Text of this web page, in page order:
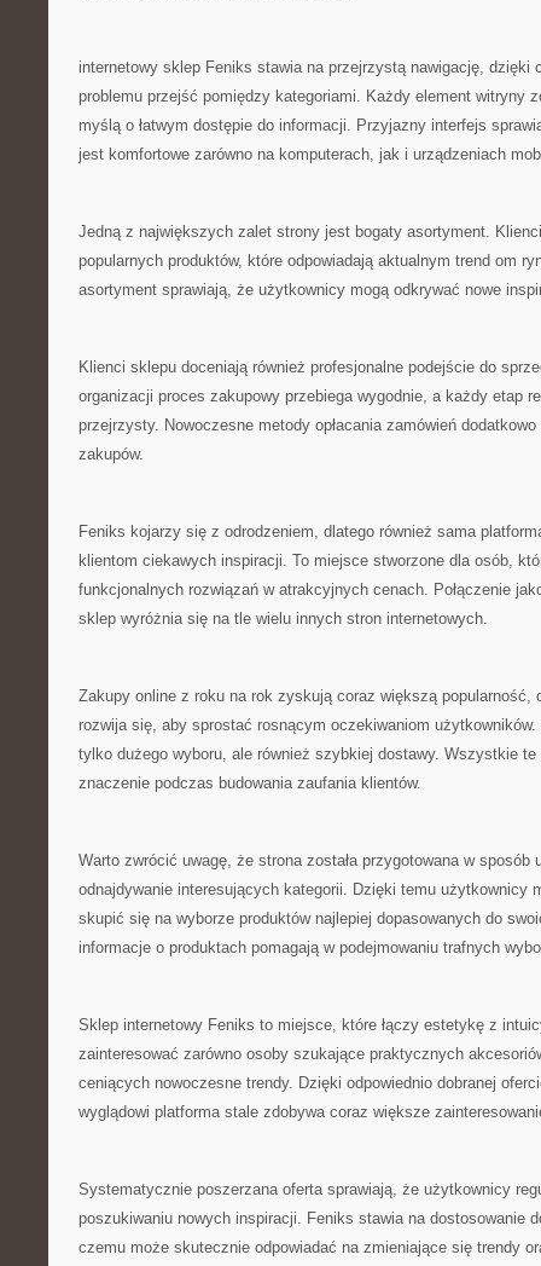
internetowy sklep Feniks stawia na przejrzystą nawigację, dzięki
problemu przejść pomiędzy kategoriami. Każdy element witryny
myślą o łatwym dostępie do informacji. Przyjazny interfejs
jest komfortowe zarówno na komputerach, jak i urządzeniach
Jedną z największych zalet strony jest bogaty asortyment.
popularnych produktów, które odpowiadają aktualnym trend om
asortyment sprawiają, że użytkownicy mogą odkrywać nowe
Klienci sklepu doceniają również profesjonalne podejście do
organizacji proces zakupowy przebiega wygodnie, a każdy etap
przejrzysty. Nowoczesne metody opłacania zamówień dodatkowo
zakupów.
Feniks kojarzy się z odrodzeniem, dlatego również sama
klientom ciekawych inspiracji. To miejsce stworzone dla osób,
funkcjonalnych rozwiązań w atrakcyjnych cenach. Połączenie
sklep wyróżnia się na tle wielu innych stron internetowych.
Zakupy online z roku na rok zyskują coraz większą popularność,
rozwija się, aby sprostać rosnącym oczekiwaniom
tylko dużego wyboru, ale również szybkiej dostawy. Wszystkie te
znaczenie podczas budowania zaufania klientów.
Warto zwrócić uwagę, że strona została przygotowana w sposób
odnajdywanie interesujących kategorii. Dzięki temu użytkownicy
skupić się na wyborze produktów najlepiej dopasowanych do
informacje o produktach pomagają w podejmowaniu trafnych
Sklep internetowy Feniks to miejsce, które łączy estetykę z
zainteresować zarówno osoby szukające praktycznych
ceniących nowoczesne trendy. Dzięki odpowiednio dobranej
wyglądowi platforma stale zdobywa coraz większe
Systematycznie poszerzana oferta sprawiają, że użytkownicy
poszukiwaniu nowych inspiracji. Feniks stawia na dostosowanie
czemu może skutecznie odpowiadać na zmieniające się trendy